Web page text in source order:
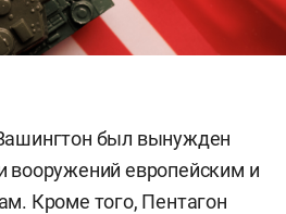
был вынужден
вооружений европейским и
Кроме того, Пентагон